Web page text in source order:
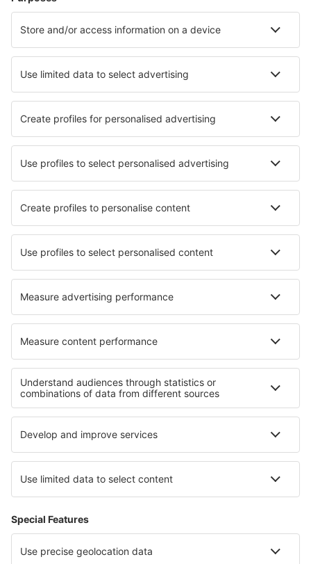
Hoteluri în Heringsdorf
Hoteluri Westerhever Hoteluri în Oberhausen
Hoteluri în Schmallenberg Hoteluri în Chemnitz
Hoteluri în Neuharlingersiel Hoteluri în Kampen
Cele mai bune hoteluri - orașe
Hoteluri în Pola de Lena Hoteluri în Cable Bay
Hoteluri în Kothréas Hoteluri în Trodica
Hoteluri în North River Bridge Hoteluri în Sutton-in-the-Isle
Hoteluri în Rima San Giuseppe Hoteluri în Ayacucho
Cele mai bune hoteluri - regiuni
Hoteluri in Ore Mountains
Hoteluri in Mecklenburg Lake Plateau
Hoteluri in Sächsische Schweiz Hoteluri in Saxonia
Hoteluri in Brandenburg Lake Plateau Hoteluri în Florida Keys
Hoteluri pe Plaja Diani Hoteluri în Panama